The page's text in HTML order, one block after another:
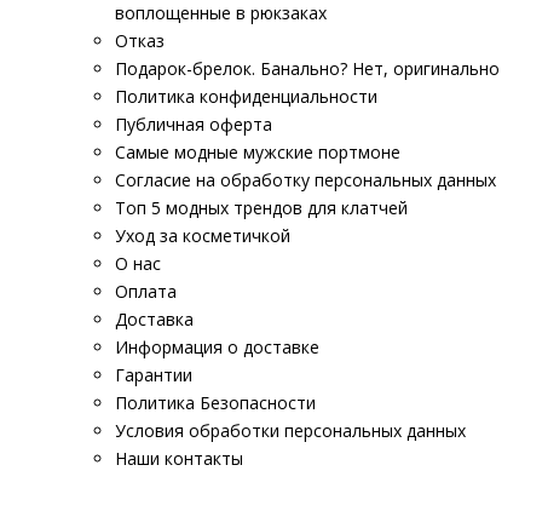
воплощенные в рюкзаках
Отказ
Подарок-брелок. Банально? Нет, оригинально
Политика конфиденциальности
Публичная оферта
Самые модные мужские портмоне
Согласие на обработку персональных данных
Топ 5 модных трендов для клатчей
Уход за косметичкой
О нас
Оплата
Доставка
Информация о доставке
Гарантии
Политика Безопасности
Условия обработки персональных данных
Наши контакты